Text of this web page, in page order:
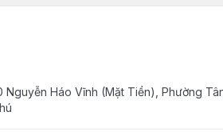
Nguyễn Háo Vĩnh (Mặt Tiền), Phường